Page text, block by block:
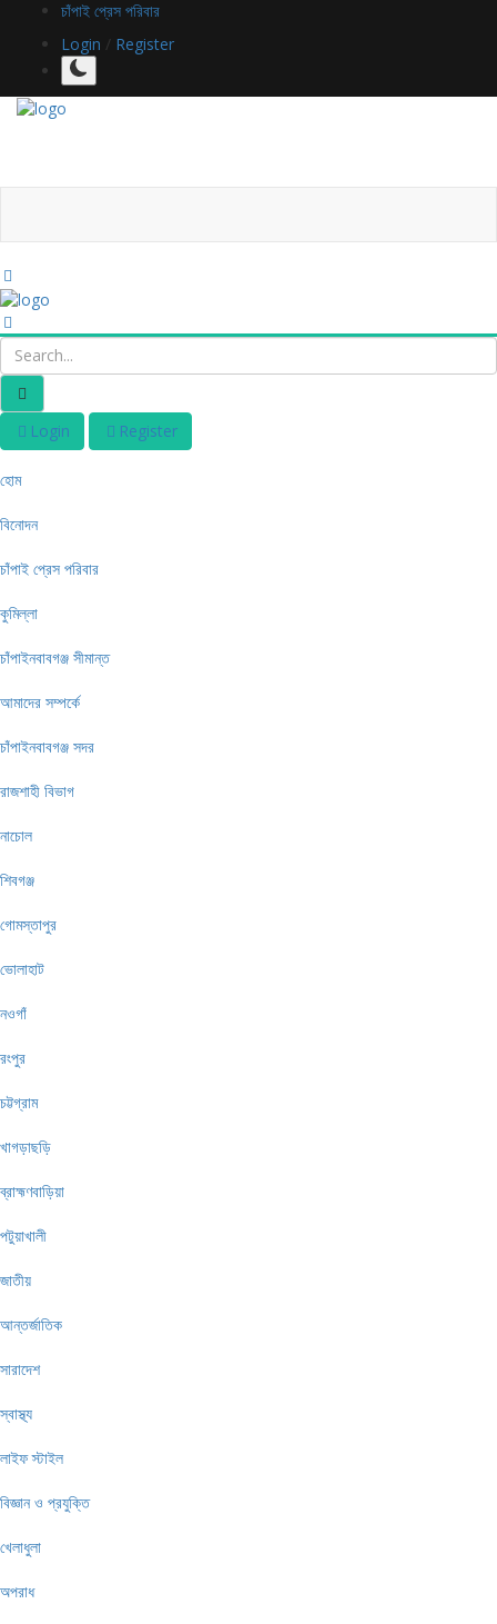
চাঁপাই প্রেস পরিবার
Login / Register
Login Register
হোম
বিনোদন
চাঁপাই প্রেস পরিবার
কুমিল্লা
চাঁপাইনবাবগঞ্জ সীমান্ত
আমাদের সম্পর্কে
চাঁপাইনবাবগঞ্জ সদর
রাজশাহী বিভাগ
নাচোল
শিবগঞ্জ
গোমস্তাপুর
ভোলাহাট
নওগাঁ
রংপুর
চট্টগ্রাম
খাগড়াছড়ি
ব্রাহ্মণবাড়িয়া
পটুয়াখালী
জাতীয়
আন্তর্জাতিক
সারাদেশ
স্বাস্থ্য
লাইফ স্টাইল
বিজ্ঞান ও প্রযুক্তি
খেলাধুলা
অপরাধ